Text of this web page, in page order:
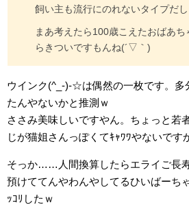
飼い主も流行にのれないタイプだ
まあ考えたら100歳こえたおばあ
らきついですもんね(´▽｀)
ウインク(^_-)-☆は偶然の一枚です。多
たんやないかと推測ｗ
ささみ美味しいですやん。ちょっと若
じが猫姐さんっぽくてｷｬﾜﾜやないです
そっか……人間換算したらエライご長
預けててんやわんやしてるひいばーち
ｯｺﾘしたｗ